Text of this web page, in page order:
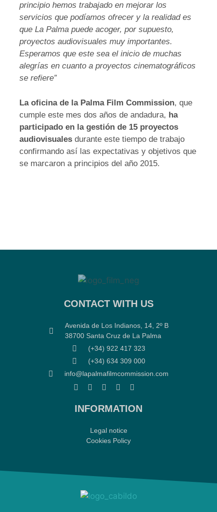
principio hemos trabajado en mejorar los
servicios que podíamos ofrecer y la realidad es
que La Palma puede acoger, por supuesto,
proyectos audiovisuales muy importantes.
Esperamos que este sea el inicio de muchas
alegrías en cuanto a proyectos cinematográficos
se refiere”
La oficina de la Palma Film Commission, que
cumple este mes dos años de andadura, ha
participado en la gestión de 15 proyectos
audiovisuales durante este tiempo de trabajo
confirmando así las expectativas y objetivos que
se marcaron a principios del año 2015.
CONTACT WITH US
Avenida de Los Indianos, 14, 2º B
38700 Santa Cruz de La Palma
(+34) 922 417 323
(+34) 634 309 000
info@lapalmafilmcommission.com
INFORMATION
Legal notice
Cookies Policy